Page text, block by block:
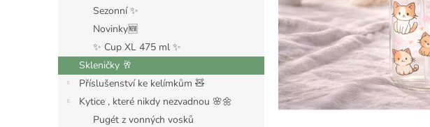
l
Sezonní ✨
Novinky🆕
✨ Cup XL 475 ml ✨
Skleničky 🥂
Příslušenství ke kelímkům 🧸
Kytice , které nikdy nezvadnou 🌸🌼
Pugét z vonných vosků